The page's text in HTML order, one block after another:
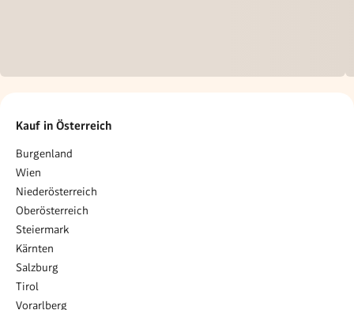
Kauf in Österreich
Burgenland
Wien
Niederösterreich
Oberösterreich
Steiermark
Kärnten
Salzburg
Tirol
Vorarlberg